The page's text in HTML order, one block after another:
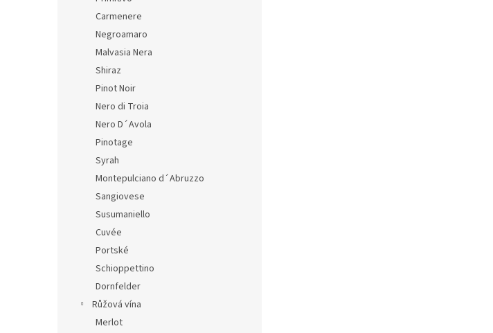
Carmenere
Negroamaro
Malvasia Nera
Shiraz
Pinot Noir
Nero di Troia
Nero D´Avola
Pinotage
Syrah
Montepulciano d´Abruzzo
Sangiovese
Susumaniello
Cuvée
Portské
Schioppettino
Dornfelder
Růžová vína
Merlot